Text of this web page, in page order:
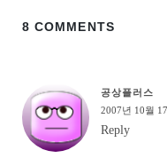
8 COMMENTS
공상플러스
2007년 10월
Reply